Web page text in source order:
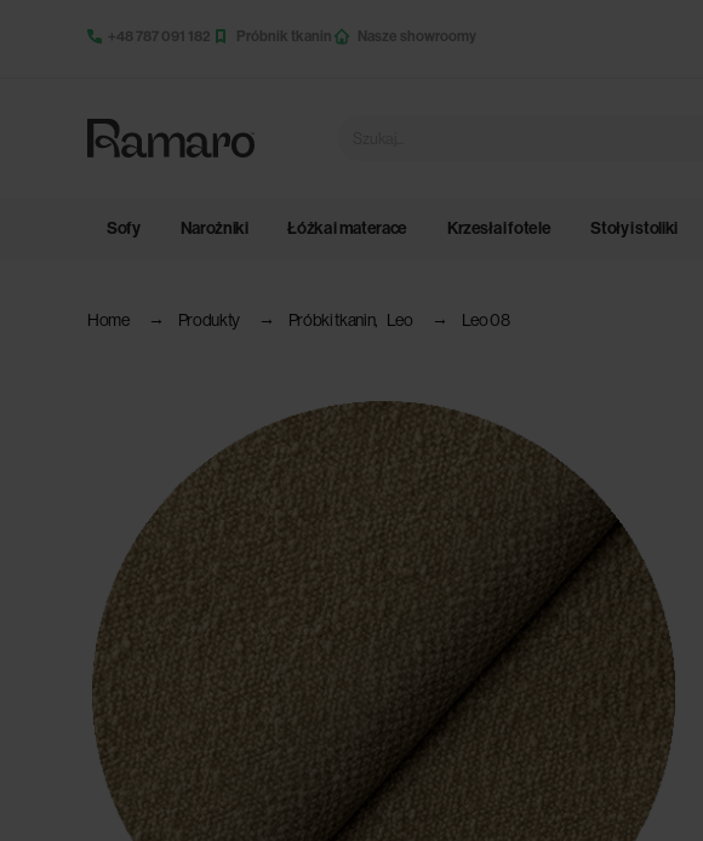
+48 787 091 182 Próbnik tkanin Nasze showroomy
Sofy Narożniki Łóżka i materace Krzesła i fotele Stoły i stoliki
Home Produkty Próbki tkanin, Leo Leo 08